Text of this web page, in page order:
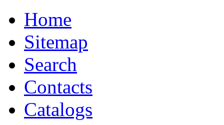
Home
Sitemap
Search
Contacts
Catalogs